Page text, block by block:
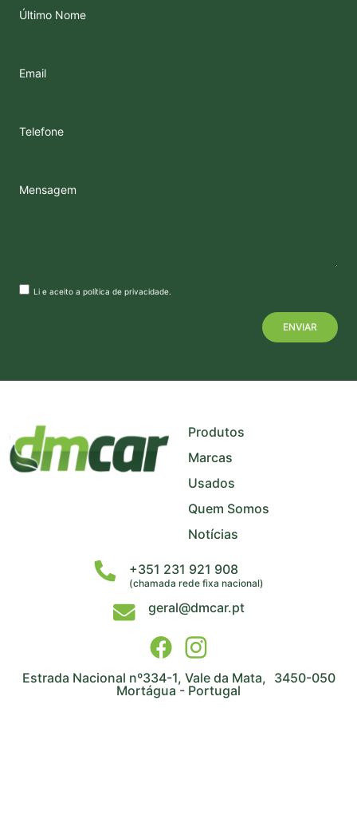
Último Nome
Email
Telefone
Mensagem
Li e aceito a política de privacidade
Produtos
Marcas
Usados
Quem Somos
Notícias
+351 231 921 908
(chamada rede fixa nacional)
geral@dmcar.pt
Estrada Nacional nº334-1, Vale da Mata, 3450-050
Mortágua - Portugal